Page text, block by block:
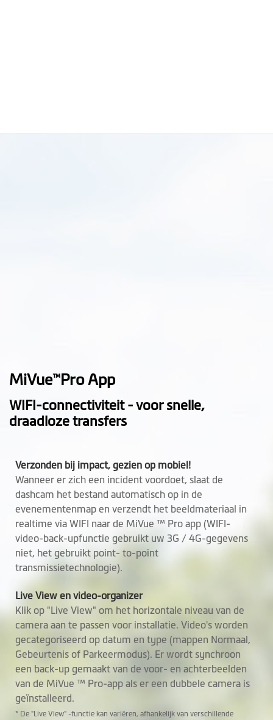
MiVue™ Pro App
WIFI-connectiviteit - voor snelle,
draadloze transfers
Verzonden bij impact, gezien op mobiel!
Wanneer er zich een incident voordoet, slaat de
dashcam het bestand automatisch op in de
evenementenmap en verzendt het beeldmateriaal in
realtime via WIFI naar de MiVue ™ Pro app (WIFI-
video-back-upfunctie gebruikt uw 3G / 4G-gegevens
niet, het gebruikt point- to-point
transmissietechnologie).
Live View en video-organizer
Klik op "Live View" om het horizontale niveau van de
camera aan te passen voor installatie. Video's worden
gecategoriseerd op datum en type (mappen Normaal,
Gebeurtenis of Parkeermodus). Er wordt synchroon
een back-up gemaakt van de voor- en achterbeelden
van de MiVue ™ Pro-app als er een dubbele camera is
geïnstalleerd.
* De "Live View" -functie kan variëren, afhankelijk van verschillende